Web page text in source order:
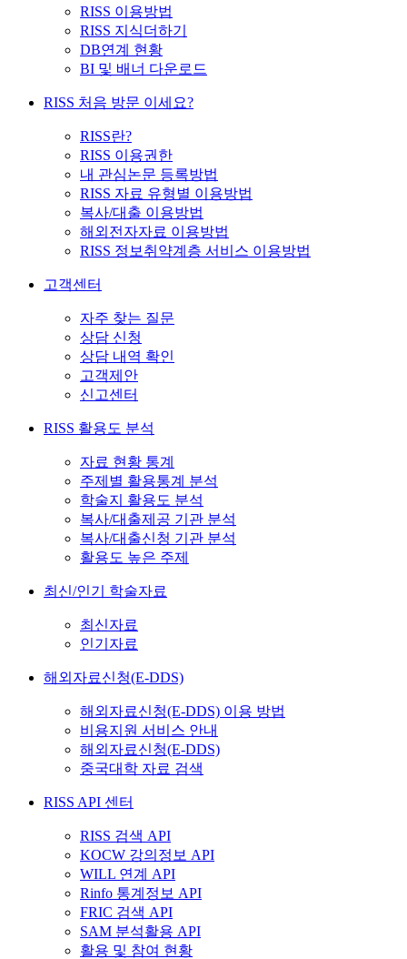
RISS 이용방법
RISS 지식더하기
DB연계 현황
BI 및 배너 다운로드
RISS 처음 방문 이세요?
RISS란?
RISS 이용권한
내 관심논문 등록방법
RISS 자료 유형별 이용방법
복사/대출 이용방법
해외전자자료 이용방법
RISS 정보취약계층 서비스 이용방법
고객센터
자주 찾는 질문
상담 신청
상담 내역 확인
고객제안
신고센터
RISS 활용도 분석
자료 현황 통계
주제별 활용통계 분석
학술지 활용도 분석
복사/대출제공 기관 분석
복사/대출신청 기관 분석
활용도 높은 주제
최신/인기 학술자료
최신자료
인기자료
해외자료신청(E-DDS)
해외자료신청(E-DDS) 이용 방법
비용지원 서비스 안내
해외자료신청(E-DDS)
중국대학 자료 검색
RISS API 센터
RISS 검색 API
KOCW 강의정보 API
WILL 연계 API
Rinfo 통계정보 API
FRIC 검색 API
SAM 분석활용 API
활용 및 참여 현황